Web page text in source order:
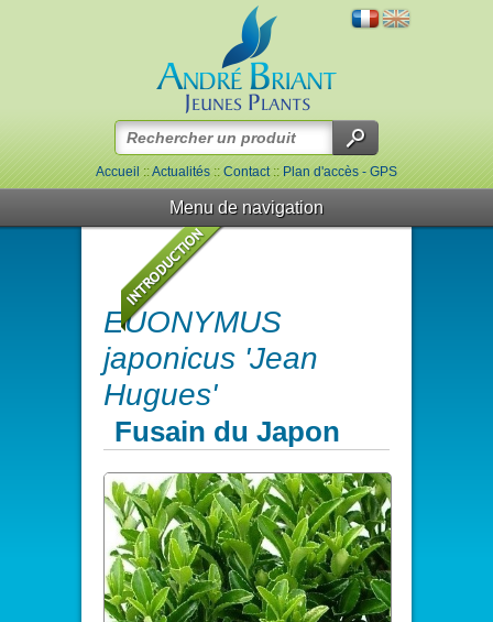
Accueil::Actualités::Contact::Plan d'accès - GPS
Menu de navigation
EUONYMUS
japonicus 'Jean
Hugues'
Fusain du Japon